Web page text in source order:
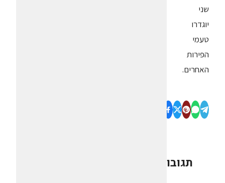
שני
יוגדרו
טעמי
הפירות
האחרים.
תגובות